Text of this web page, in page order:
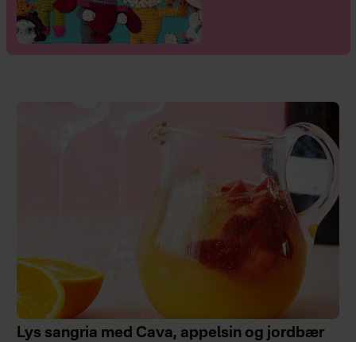
Lys sangria med Cava, appelsin og jordbær